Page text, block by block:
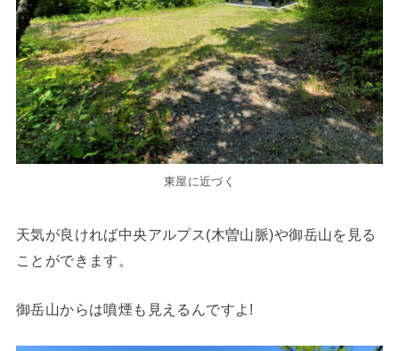
東屋に近づく
天気が良ければ中央アルプス(木曽山脈)や御岳山を見る
ことができます。
御岳山からは噴煙も見えるんですよ!